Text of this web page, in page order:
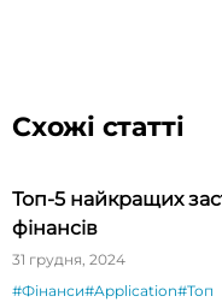
Схожі статті
Топ-5 найкращих
фінансів
31 грудня, 2024
#Фінанси#Application#Топ